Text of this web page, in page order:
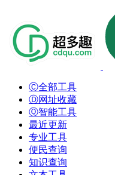
Ⓒ全部工具
Ⓓ网址收藏
Ⓠ智能工具
最近更新
专业工具
便民查询
知识查询